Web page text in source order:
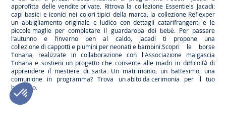
approfitta dellevendite private. Ritrova la collezione Essentiels Jacadi:
capi basici e iconici nei colori tipici della marca, la collezione Reflexper
un abbigliamento originale e ludico con dettagli catarifrangenti e le
piccole maglie per completare il guardaroba dei bebè. Per passare
l’autunno e l’inverno ben al caldo, Jacadi ti propone una
collezione di cappotti e piumini per neonati e bambini.Scopri le borse
Tohana, realizzate in collaborazione con l'Associazione malgascia
Tohana e sostieni un progetto che consente alle madri in difficoltà di
apprendere il mestiere di sarta. Un matrimonio, un battesimo, una
comunione in programma? Trova un abito da cerimonia per il tuo
bambino.